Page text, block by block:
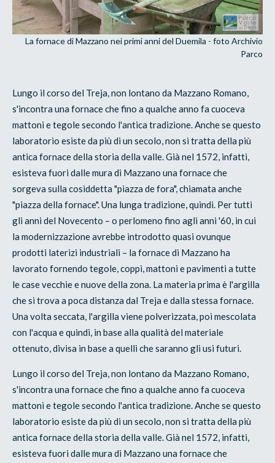
La fornace di Mazzano nei primi anni del Duemila - foto Archivio
Parco
Lungo il corso del Treja, non lontano da Mazzano Romano,
s'incontra una fornace che fino a qualche anno fa cuoceva
mattoni e tegole secondo l'antica tradizione. Anche se questo
laboratorio esiste da più di un secolo, non si tratta della più
antica fornace della storia della valle. Già nel 1572, infatti,
esisteva fuori dalle mura di Mazzano una fornace che
sorgeva sulla cosiddetta "piazza de fora", chiamata anche
"piazza della fornace". Una lunga tradizione, quindi. Per tutti
gli anni del Novecento – o perlomeno fino agli anni '60, in cui
la modernizzazione avrebbe introdotto quasi ovunque
prodotti laterizi industriali – la fornace di Mazzano ha
lavorato fornendo tegole, coppi, mattoni e pavimenti a tutte
le case vecchie e nuove della zona. La materia prima è l'argilla
che si trova a poca distanza dal Treja e dalla stessa fornace.
Una volta seccata, l'argilla viene polverizzata, poi mescolata
con l'acqua e quindi, in base alla qualità del materiale
ottenuto, divisa in base a quelli che saranno gli usi futuri.
Lungo il corso del Treja, non lontano da Mazzano Romano,
s'incontra una fornace che fino a qualche anno fa cuoceva
mattoni e tegole secondo l'antica tradizione. Anche se questo
laboratorio esiste da più di un secolo, non si tratta della più
antica fornace della storia della valle. Già nel 1572, infatti,
esisteva fuori dalle mura di Mazzano una fornace che